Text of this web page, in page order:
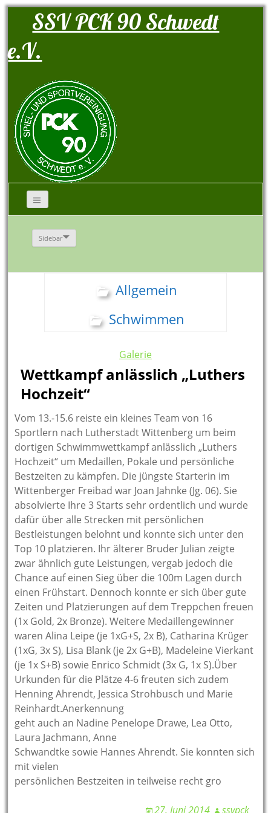
SSV PCK 90 Schwedt
e.V.
Sidebar
Allgemein
Schwimmen
Galerie
Wettkampf anlässlich „Luthers
Hochzeit“
Vom 13.-15.6 reiste ein kleines Team von 16
Sportlern nach Lutherstadt Wittenberg um beim
dortigen Schwimmwettkampf anlässlich „Luthers
Hochzeit“ um Medaillen, Pokale und persönliche
Bestzeiten zu kämpfen. Die jüngste Starterin im
Wittenberger Freibad war Joan Jahnke (Jg. 06). Sie
absolvierte Ihre 3 Starts sehr ordentlich und wurde
dafür über alle Strecken mit persönlichen
Bestleistungen belohnt und konnte sich unter den
Top 10 platzieren. Ihr älterer Bruder Julian zeigte
zwar ähnlich gute Leistungen, vergab jedoch die
Chance auf einen Sieg über die 100m Lagen durch
einen Frühstart. Dennoch konnte er sich über gute
Zeiten und Platzierungen auf dem Treppchen freuen
(1x Gold, 2x Bronze). Weitere Medaillengewinner
waren Alina Leipe (je 1xG+S, 2x B), Catharina Krüger
(1xG, 3x S), Lisa Blank (je 2x G+B), Madeleine Vierkant
(je 1x S+B) sowie Enrico Schmidt (3x G, 1x S).Über
Urkunden für die Plätze 4-6 freuten sich zudem
Henning Ahrendt, Jessica Strohbusch und Marie
Reinhardt.Anerkennung
geht auch an Nadine Penelope Drawe, Lea Otto,
Laura Jachmann, Anne
Schwandtke sowie Hannes Ahrendt. Sie konnten sich
mit vielen
persönlichen Bestzeiten in teilweise recht gro
27. Juni 2014 ssvpck